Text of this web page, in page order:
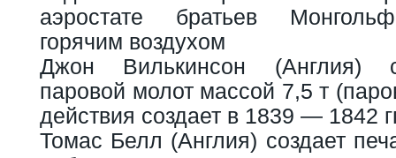
аэростате братьев
горячим воздухом
Джон Вилькинсон (Англия)
паровой молот массой 7,5 т
действия создает в 1839 — 1842
Томас Белл (Англия) создает